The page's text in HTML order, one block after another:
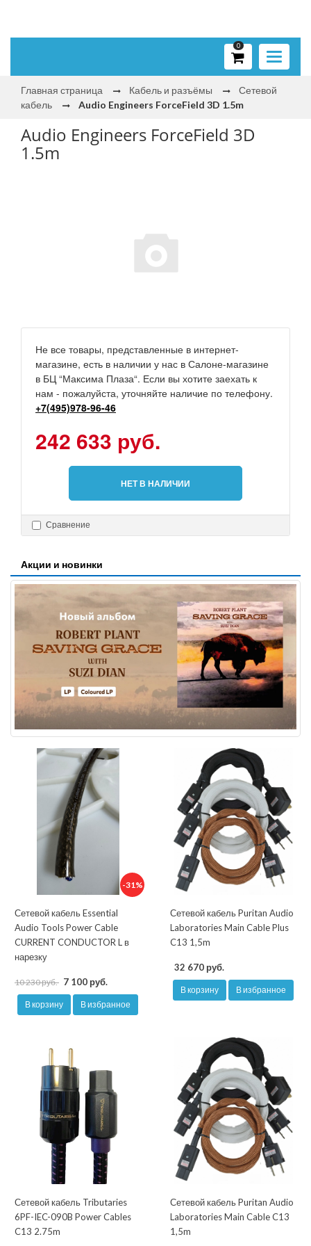
Toggle
0
Главная страница Кабель и разъёмы
Сетевой
кабель
Audio Engineers ForceField 3D 1.5m
Audio Engineers ForceField 3D
1.5m
Не все товары, представленные в интернет-
магазине, есть в наличии у нас в Салоне-магазине
в БЦ “Максима Плаза“. Если вы хотите заехать к
нам - пожалуйста, уточняйте наличие по телефону.
+7(495)978-96-46
242 633 руб.
НЕТ В НАЛИЧИИ
Сравнение
Акции и новинки
-31%
Сетевой кабель Essential
Audio Tools Power Cable
CURRENT CONDUCTOR L в
нарезку
10 230 руб. 7 100 руб.
В корзину В избранное
Сетевой кабель Puritan Audio
Laboratories Main Cable Plus
C13 1,5m
32 670 руб.
В корзину В избранное
Сетевой кабель Tributaries
6PF-IEC-090B Power Cables
C13 2.75m
Сетевой кабель Puritan Audio
Laboratories Main Cable C13
1,5m